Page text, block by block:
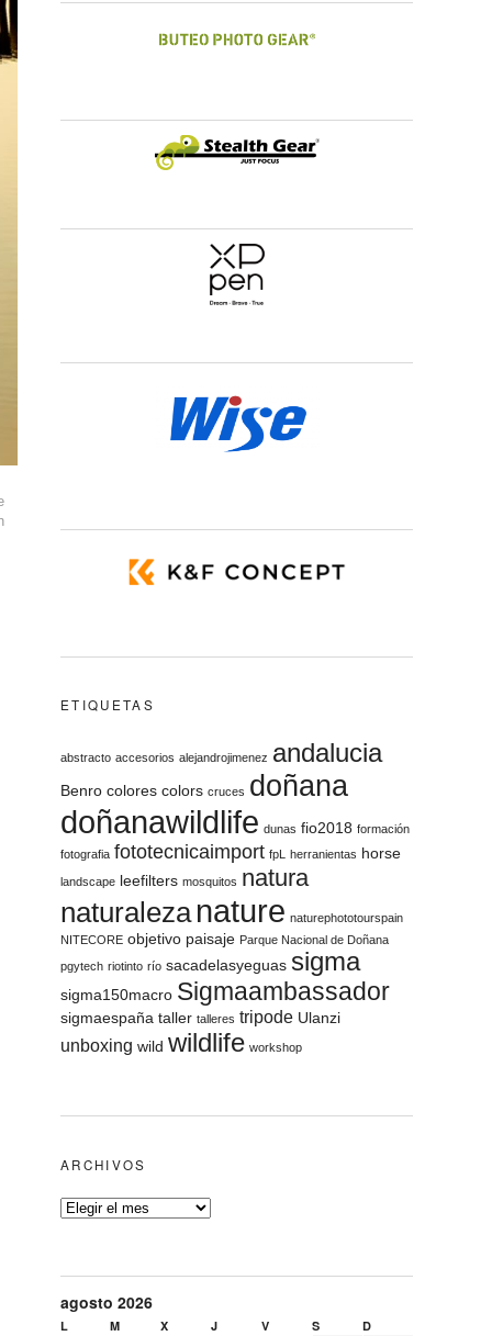
ETIQUETAS
abstracto accesorios alejandrojimenez andalucia
Benro colores colors cruces doñana
doñanawildlife dunas fio2018 formación
fotografia fototecnicaimport fpL herranientas horse
landscape leefilters mosquitos natura
naturaleza nature naturephototourspain
NITECORE objetivo paisaje Parque Nacional de Doñana
pgytech riotinto río sacadelasyeguas sigma
sigma150macro Sigmaambassador
sigmaespaña taller talleres tripode Ulanzi
unboxing wild wildlife workshop
ARCHIVOS
agosto 2026
L M X J V S D